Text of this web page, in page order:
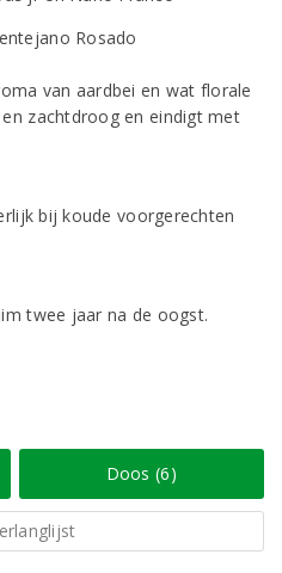
van aardbei en wat florale
zachtdroog en eindigt met
bij koude voorgerechten
twee jaar na de oogst.
Doos (6)